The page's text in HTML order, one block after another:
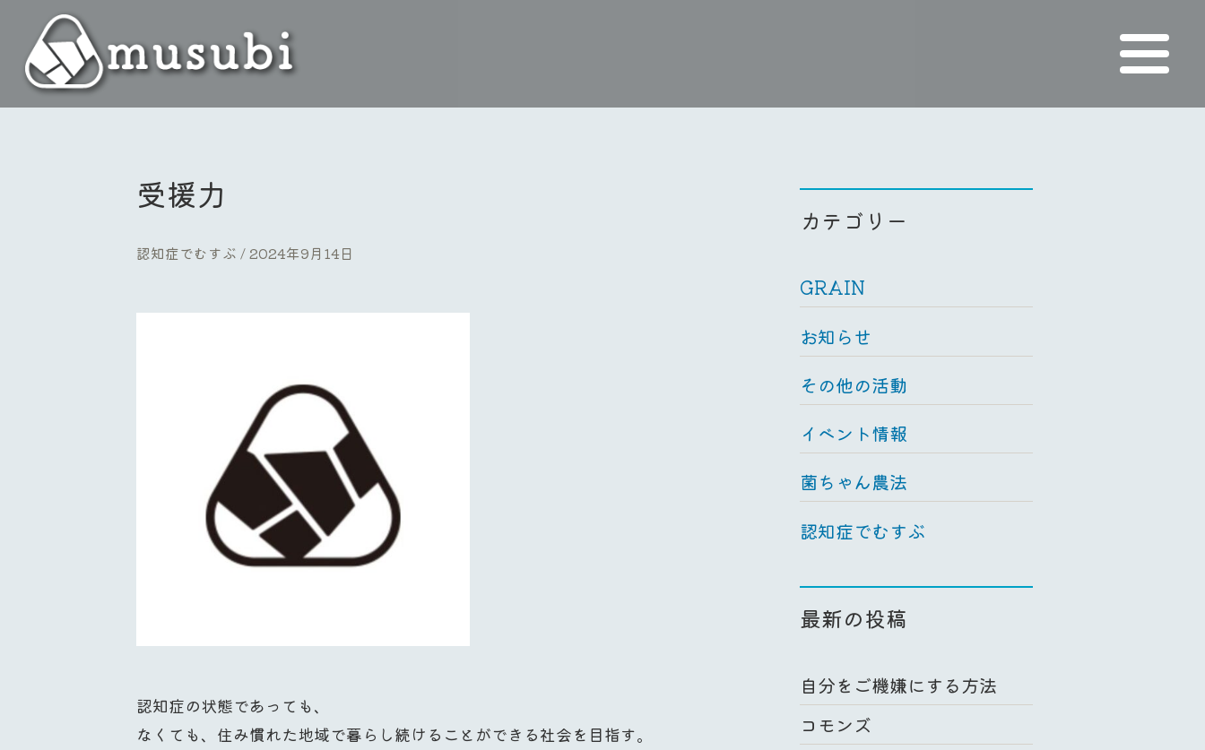
受援力
認知症でむすぶ 2024年9月14日
認知症の状態であっても、
なくても、住み慣れた地域で暮らし続けることができる社会を目指す。
カテゴリー
GRAIN
お知らせ
その他の活動
イベント情報
菌ちゃん農法
認知症でむすぶ
最新の投稿
自分をご機嫌にする方法
コモンズ